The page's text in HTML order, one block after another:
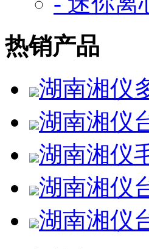
热销产品
湖南湘仪
湖南湘仪
湖南湘仪
湖南湘仪
湖南湘仪